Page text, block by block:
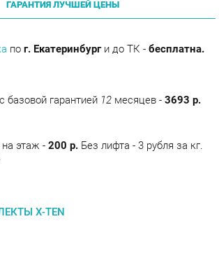
пог. Екатеринбурги до ТК -бесплатна.
цене. Разработанная и созданная